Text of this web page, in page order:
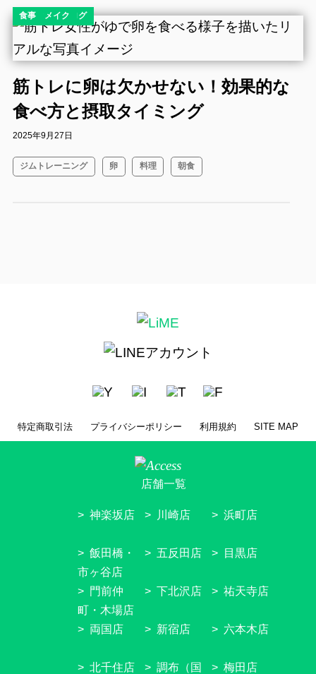
コラム
ダイエット
ダイエットコラム
ダイエットブログ
ボディメイク
食事
筋トレに卵は欠かせない！効果的な
食べ方と摂取タイミング
2025年9月27日
ジムトレーニング 卵 料理 朝食
特定商取引法 プライバシーポリシー 利用規約 SITE MAP
店舗一覧
神楽坂店
飯田橋・
市ヶ谷店
門前仲
町・木場店
両国店
北千住店
川崎店
五反田店
下北沢店
新宿店
調布（国
浜町店
目黒店
祐天寺店
六本木店
梅田店